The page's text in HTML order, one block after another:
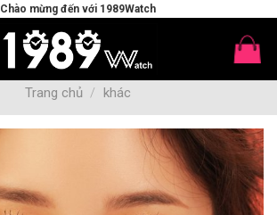
Chào mừng đến với 1989Watch
Trang chủ / khác